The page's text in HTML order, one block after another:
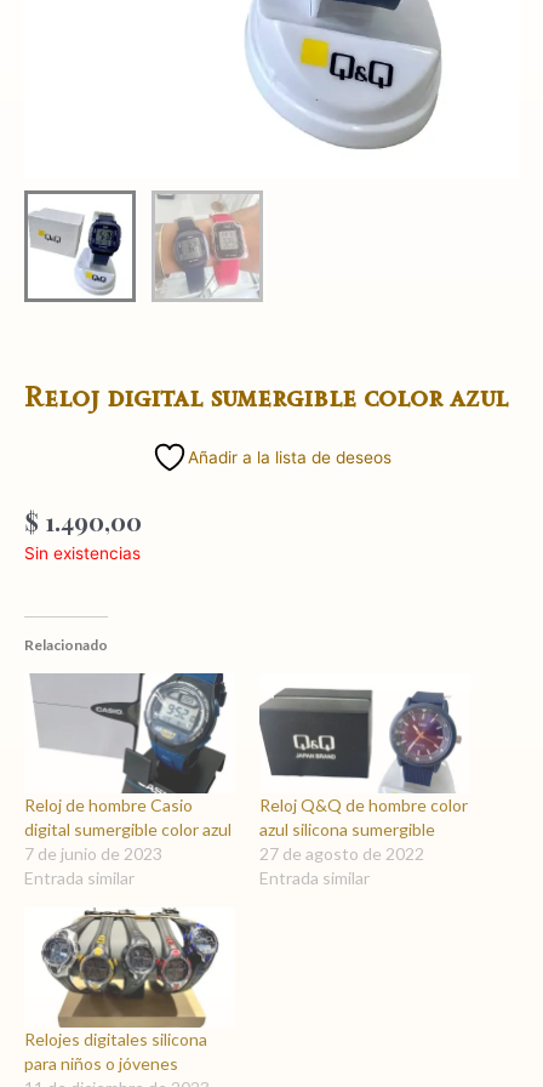
Reloj digital sumergible color azul
Añadir a la lista de deseos
$ 1.490,00
Sin existencias
Relacionado
Reloj de hombre Casio
digital sumergible color azul
7 de junio de 2023
Entrada similar
Reloj Q&Q de hombre color
azul silicona sumergible
27 de agosto de 2022
Entrada similar
Relojes digitales silicona
para niños o jóvenes